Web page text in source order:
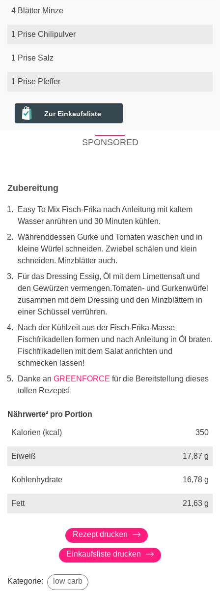
4 Blätter Minze
1 Prise Chilipulver
1 Prise Salz
1 Prise Pfeffer
Zur Einkaufsliste
SPONSORED
Zubereitung
Easy To Mix Fisch-Frika nach Anleitung mit kaltem
Wasser anrühren und 30 Minuten kühlen.
Währenddessen Gurke und Tomaten waschen und in
kleine Würfel schneiden. Zwiebel schälen und klein
schneiden. Minzblätter auch.
Für das Dressing Essig, Öl mit dem Limettensaft und
den Gewürzen vermengen.Tomaten- und Gurkenwürfel
zusammen mit dem Dressing und den Minzblättern in
einer Schüssel verrühren.
Nach der Kühlzeit aus der Fisch-Frika-Masse
Fischfrikadellen formen und nach Anleitung in Öl braten.
Fischfrikadellen mit dem Salat anrichten und
schmecken lassen!
Danke an GREENFORCE für die Bereitstellung dieses
tollen Rezepts!
Nährwerte² pro Portion
Kalorien (kcal) 350
Eiweiß 17,87 g
Kohlenhydrate 16,78 g
Fett 21,63 g
Rezept drucken
Einkaufsliste drucken
Kategorie: low carb